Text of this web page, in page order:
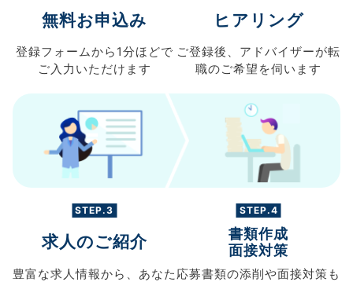
無料お申込み
登録フォームから 1分ほどで
ご入力 いただけます
ヒアリング
ご登録後、 アドバイザーが転
職のご希望を伺います
STEP.3
求人のご紹介
豊富な求人情報から、 あなた
STEP.4
書類作成
面接対策
応募書類の添削や面接対策も